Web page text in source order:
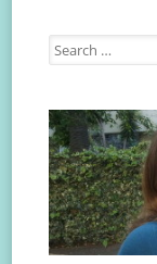
Search
for: